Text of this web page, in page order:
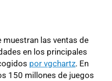
muestran las ventas de
en los principales
por vgchartz. En
150 millones de juegos